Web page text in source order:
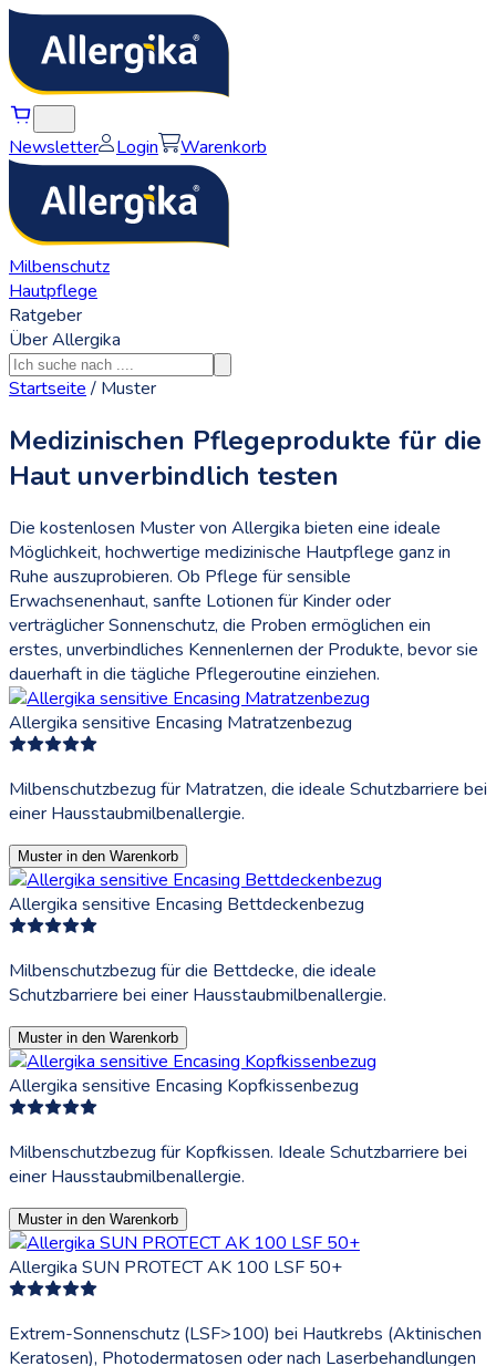
Newsletter Login Warenkorb
Milbenschutz
Hautpflege
Ratgeber
Über Allergika
Startseite / Muster
Medizinischen Pflegeprodukte für die
Haut unverbindlich testen
Die kostenlosen Muster von Allergika bieten eine ideale
Möglichkeit, hochwertige medizinische Hautpflege ganz in
Ruhe auszuprobieren. Ob Pflege für sensible
Erwachsenenhaut, sanfte Lotionen für Kinder oder
verträglicher Sonnenschutz, die Proben ermöglichen ein
erstes, unverbindliches Kennenlernen der Produkte, bevor sie
dauerhaft in die tägliche Pflegeroutine einziehen.
Allergika sensitive Encasing Matratzenbezug
Milbenschutzbezug für Matratzen, die ideale Schutzbarriere bei
einer Hausstaubmilbenallergie.
Muster in den Warenkorb
Allergika sensitive Encasing Bettdeckenbezug
Milbenschutzbezug für die Bettdecke, die ideale
Schutzbarriere bei einer Hausstaubmilbenallergie.
Muster in den Warenkorb
Allergika sensitive Encasing Kopfkissenbezug
Milbenschutzbezug für Kopfkissen. Ideale Schutzbarriere bei
einer Hausstaubmilbenallergie.
Muster in den Warenkorb
Allergika SUN PROTECT AK 100 LSF 50+
Extrem-Sonnenschutz (LSF>100) bei Hautkrebs (Aktinischen
Keratosen), Photodermatosen oder nach Laserbehandlungen